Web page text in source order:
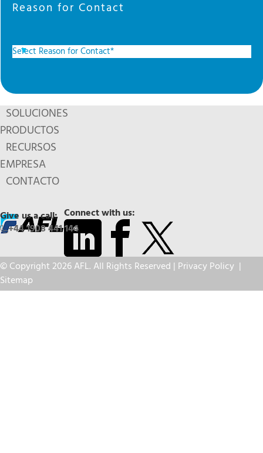
Reason for Contact
SOLUCIONES
PRODUCTOS
RECURSOS
EMPRESA
CONTACTO
Connect with us:
Give us a call:
+44 1908 441 144
© Copyright 2026 AFL. All Rights Reserved | Privacy Policy |
Sitemap